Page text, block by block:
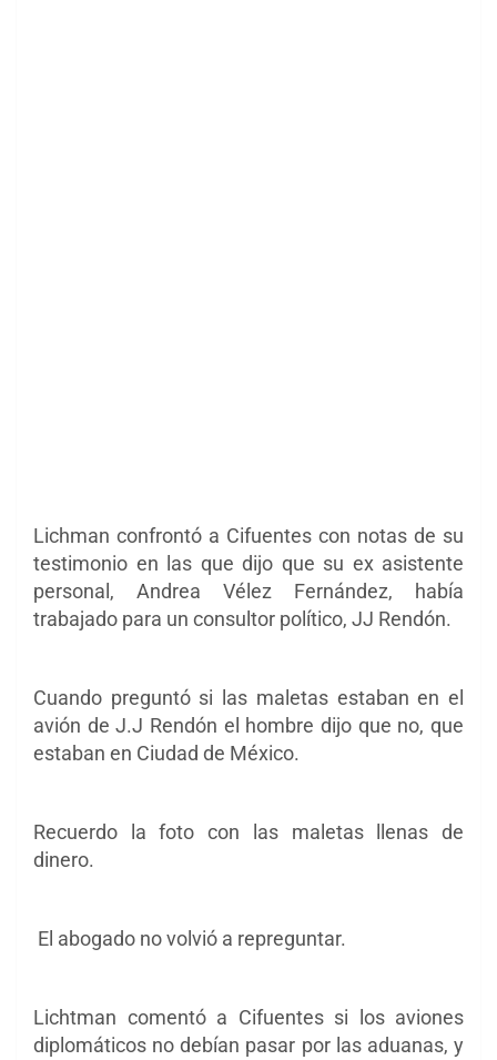
Lichman confrontó a Cifuentes con notas de su
testimonio en las que dijo que su ex asistente
personal, Andrea Vélez Fernández, había
trabajado para un consultor político, JJ Rendón.
Cuando preguntó si las maletas estaban en el
avión de J.J Rendón el hombre dijo que no, que
estaban en Ciudad de México.
Recuerdo la foto con las maletas llenas de
dinero.
El abogado no volvió a repreguntar.
Lichtman comentó a Cifuentes si los aviones
diplomáticos no debían pasar por las aduanas, y